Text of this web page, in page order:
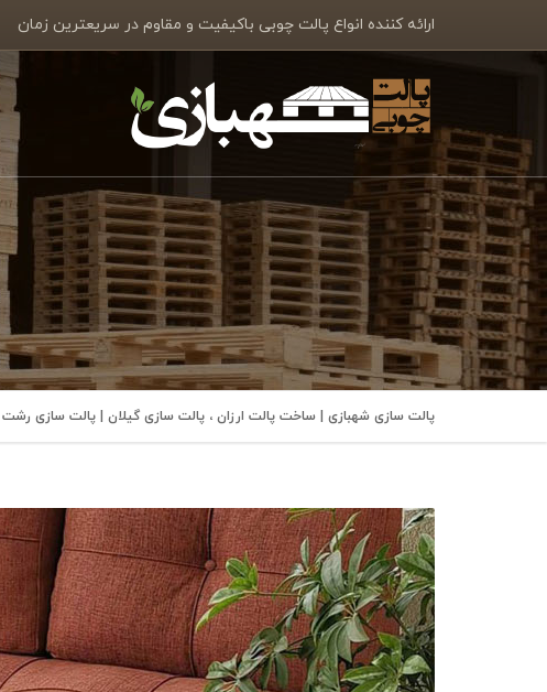
ارائه کننده انواع پالت چوبی باکیفیت و مقاوم در سریعترین زمان
پالت سازی شهبازی | ساخت پالت ارزان ، پالت سازی گیلان | پالت سازی رشت